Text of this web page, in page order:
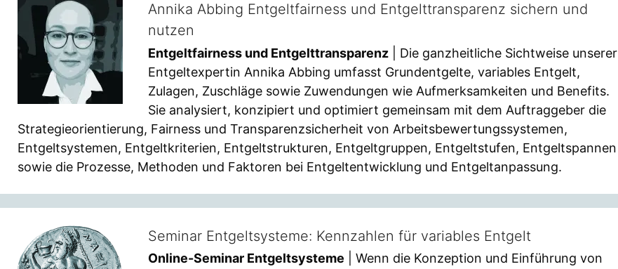
Annika Abbing Entgeltfairness und Entgelttransparenz sichern und
nutzen
Entgeltfairness und Entgelttransparenz | Die ganzheitliche Sichtweise unserer
Entgeltexpertin Annika Abbing umfasst Grundentgelte, variables Entgelt,
Zulagen, Zuschläge sowie Zuwendungen wie Aufmerksamkeiten und Benefits.
Sie analysiert, konzipiert und optimiert gemeinsam mit dem Auftraggeber die
Strategieorientierung, Fairness und Transparenzsicherheit von Arbeitsbewertungssystemen,
Entgeltsystemen, Entgeltkriterien, Entgeltstrukturen, Entgeltgruppen, Entgeltstufen, Entgeltspannen
sowie die Prozesse, Methoden und Faktoren bei Entgeltentwicklung und Entgeltanpassung.
Seminar Entgeltsysteme: Kennzahlen für variables Entgelt
Online-Seminar Entgeltsysteme | Wenn die Konzeption und Einführung von